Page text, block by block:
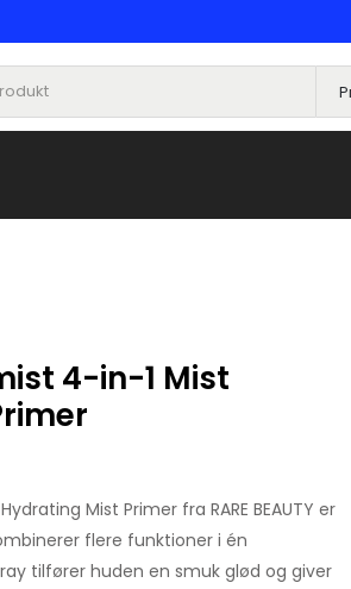
4-in-1 Mist
Mist Primer fra RARE BEAUTY er
flere funktioner i én
tilfører huden en smuk glød og giver